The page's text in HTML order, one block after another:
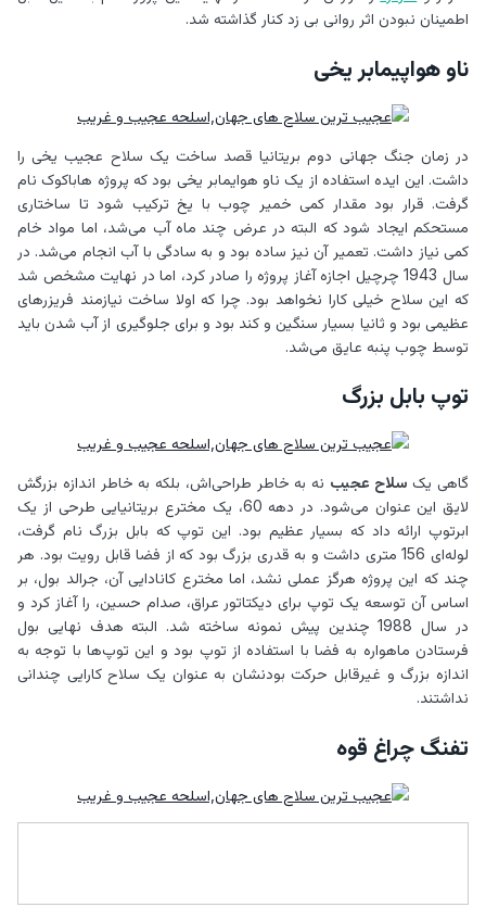
اطمینان نبودن اثر روانی بی زد کنار گذاشته شد.
ناو هواپیمابر یخی
در زمان جنگ جهانی دوم بریتانیا قصد ساخت یک سلاح عجیب یخی را
داشت. این ایده استفاده از یک ناو هوایمابر یخی بود که پروژه هاباکوک نام
گرفت. قرار بود مقدار کمی خمیر چوب با یخ ترکیب شود تا ساختاری
مستحکم ایجاد شود که البته در عرض چند ماه آب می‌شد، اما مواد خام
کمی نیاز داشت. تعمیر آن نیز ساده بود و به سادگی با آب انجام می‌شد. در
سال 1943 چرچیل اجازه آغاز پروژه را صادر کرد، اما در نهایت مشخص شد
که این سلاح خیلی کارا نخواهد بود. چرا که اولا ساخت نیازمند فریزرهای
عظیمی بود و ثانیا بسیار سنگین و کند بود و برای جلوگیری از آب شدن باید
توسط چوب پنبه عایق می‌شد.
توپ بابل بزرگ
گاهی یک سلاح عجیب نه به خاطر طراحی‌اش، بلکه به خاطر اندازه بزرگش
لایق این عنوان می‌شود. در دهه 60، یک مخترع بریتانیایی طرحی از یک
ابرتوپ ارائه داد که بسیار عظیم بود. این توپ که بابل بزرگ نام گرفت،
لوله‌ای 156 متری داشت و به قدری بزرگ بود که از فضا قابل رویت بود. هر
چند که این پروژه هرگز عملی نشد، اما مخترع کانادایی آن، جرالد بول، بر
اساس آن توسعه یک توپ برای دیکتاتور عراق، صدام حسین، را آغاز کرد و
در سال 1988 چندین پیش نمونه ساخته شد. البته هدف نهایی بول
فرستادن ماهواره به فضا با استفاده از توپ بود و این توپ‌ها با توجه به
اندازه بزرگ و غیرقابل حرکت بودنشان به عنوان یک سلاح کارایی چندانی
نداشتند.
تفنگ چراغ قوه